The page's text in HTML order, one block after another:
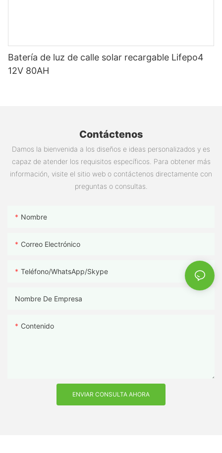
Batería de luz de calle solar recargable Lifepo4
12V 80AH
Contáctenos
Damos la bienvenida a los diseños e ideas personalizados y es
capaz de atender los requisitos específicos. Para obtener más
información, visite el sitio web o contáctenos directamente con
preguntas o consultas.
Nombre
Correo Electrónico
Teléfono/WhatsApp/Skype
Nombre De Empresa
Contenido
ENVIAR CONSULTA AHORA